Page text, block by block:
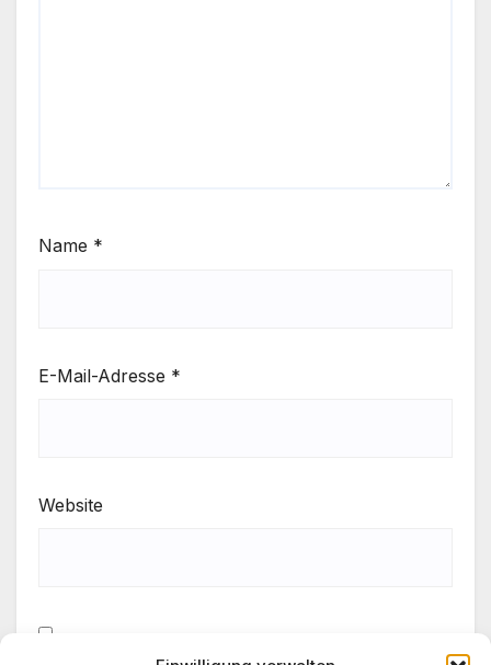
Name *
E-Mail-Adresse *
Website